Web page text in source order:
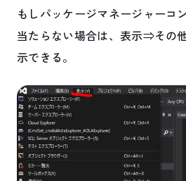
もしパッケージマネージャーコ
当たらない場合は、表示⇒その
示できる。